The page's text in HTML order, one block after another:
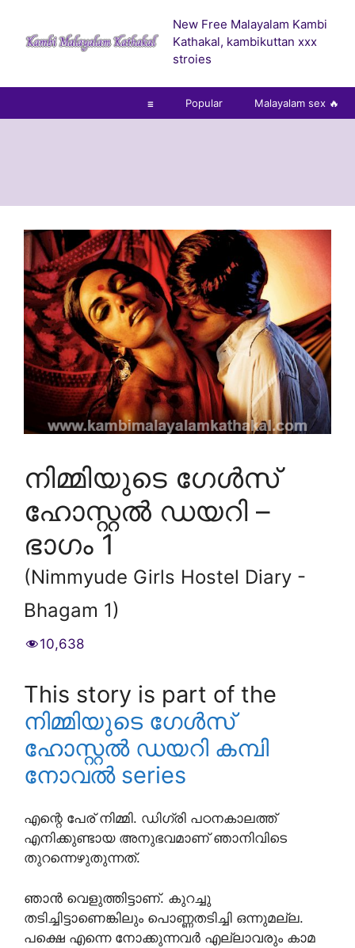
content
New Free Malayalam Kambi
Kathakal, kambikuttan xxx
stroies
☰ Popular Malayalam sex 🔥
നിമ്മിയുടെ ഗേൾസ്
ഹോസ്റ്റൽ ഡയറി –
ഭാഗം 1
(Nimmyude Girls Hostel Diary -
Bhagam 1)
10,638
This story is part of the
നിമ്മിയുടെ ഗേൾസ്
ഹോസ്റ്റൽ ഡയറി കമ്പി
നോവൽ series
എന്റെ പേര് നിമ്മി. ഡിഗ്രി പഠനകാലത്ത്
എനിക്കുണ്ടായ അനുഭവമാണ് ഞാനിവിടെ
തുറന്നെഴുതുന്നത്.
ഞാൻ വെളുത്തിട്ടാണ്. കുറച്ചു
തടിച്ചിട്ടാണെങ്കിലും പൊണ്ണതടിച്ചി ഒന്നുമല്ല.
പക്ഷെ എന്നെ നോക്കുന്നവർ എല്ലാവരും കാമ